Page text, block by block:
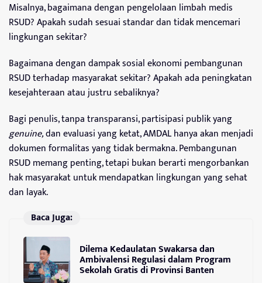
Misalnya, bagaimana dengan pengelolaan limbah medis
RSUD? Apakah sudah sesuai standar dan tidak mencemari
lingkungan sekitar?
Bagaimana dengan dampak sosial ekonomi pembangunan
RSUD terhadap masyarakat sekitar? Apakah ada peningkatan
kesejahteraan atau justru sebaliknya?
Bagi penulis, tanpa transparansi, partisipasi publik yang
genuine,dan evaluasi yang ketat, AMDAL hanya akan menjadi
dokumen formalitas yang tidak bermakna. Pembangunan
RSUD memang penting, tetapi bukan berarti mengorbankan
hak masyarakat untuk mendapatkan lingkungan yang sehat
dan layak.
Baca Juga:
Dilema Kedaulatan Swakarsa dan
Ambivalensi Regulasi dalam Program
Sekolah Gratis di Provinsi Banten